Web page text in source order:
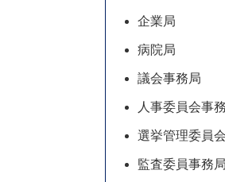
企業局
病院局
議会事務局
人事委員会事
選挙管理委員会
監査委員事務局